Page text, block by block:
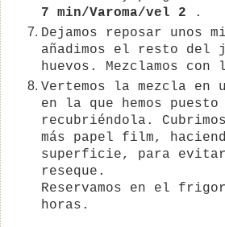
7 min/Varoma/vel 2 .
Dejamos reposar unos
añadimos el resto del
huevos. Mezclamos
Vertemos la mezcla en
en la que hemos
recubriéndola.
más papel film,
superficie, para evitar
reseque.
Reservamos en el
horas.